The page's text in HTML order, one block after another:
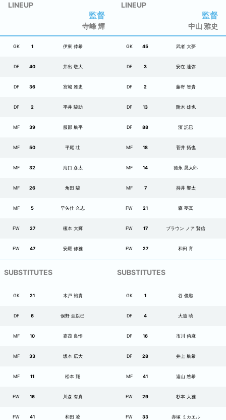
LINEUP
監督
寺峰 輝
GK 1 伊東 倖希
DF 40 井出 敬大
DF 36 宮城 雅史
DF 2 平井 駿助
MF 39 服部 航平
MF 50 平尾 壮
MF 32 海口 彦太
MF 26 角田 駿
MF 5 早矢仕 久志
FW 27 榎本 大輝
FW 47 安羅 修雅
SUBSTITUTES
GK 21 木戸 裕貴
DF 6 俣野 亜以己
MF 10 嘉茂 良悟
MF 33 坂本 広大
MF 11 松本 翔
FW 16 川森 有真
FW 41 和田 凌
LINEUP
監督
中山 雅史
GK 45 武者 大夢
DF 3 安在 達弥
DF 2 藤嵜 智貴
DF 13 附木 雄也
DF 88 濱 託巳
MF 18 菅井 拓也
MF 14 徳永 晃太郎
MF 7 持井 響太
FW 21 森 夢真
FW 17 ブラウン ノア 賢信
FW 27 和田 育
SUBSTITUTES
GK 1 谷 俊勲
DF 4 大迫 暁
DF 16 市川 侑麻
DF 28 井上 航希
MF 41 遠山 悠希
FW 29 杉本 大雅
FW 33 赤塚 ミカエル